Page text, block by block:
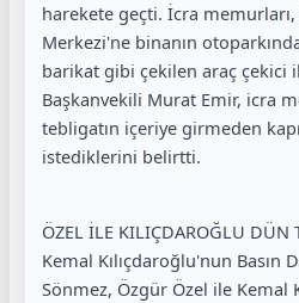
harekete geçti. İcra
Merkezi'ne binanın
barikat gibi çekilen araç çekici
Başkanvekili Murat Emir, icra
tebligatın içeriye girmeden
istediklerini belirtti.
ÖZEL İLE KILIÇDAROĞLU DÜN
Kemal Kılıçdaroğlu'nun Basın
Sönmez, Özgür Özel ile Kemal